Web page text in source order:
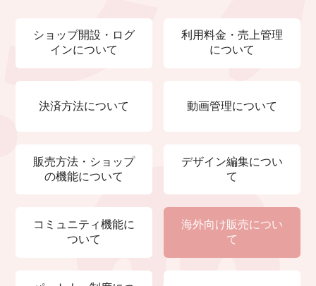
ショップ開設・ログ
インについて
利用料金・売上管理
について
決済方法について 動画管理について
販売方法・ショップ
の機能について
デザイン編集につい
て
コミュニティ機能に
ついて
海外向け販売につい
て